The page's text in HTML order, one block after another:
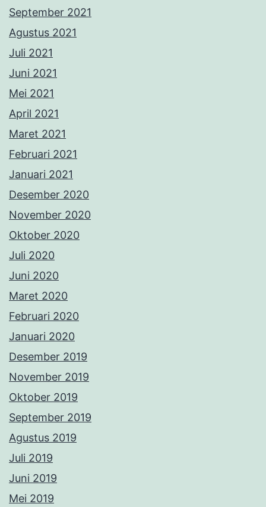
September 2021
Agustus 2021
Juli 2021
Juni 2021
Mei 2021
April 2021
Maret 2021
Februari 2021
Januari 2021
Desember 2020
November 2020
Oktober 2020
Juli 2020
Juni 2020
Maret 2020
Februari 2020
Januari 2020
Desember 2019
November 2019
Oktober 2019
September 2019
Agustus 2019
Juli 2019
Juni 2019
Mei 2019